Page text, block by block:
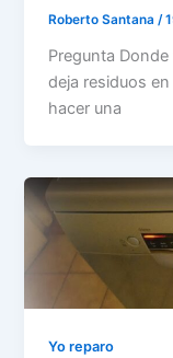
Roberto Santana/
Pregunta
deja residuos
hacer una
Yo reparo